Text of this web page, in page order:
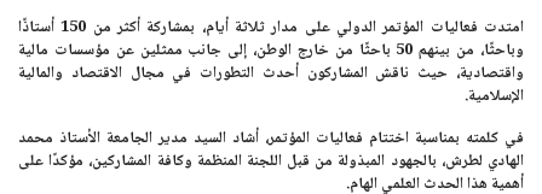
امتدت فعاليات المؤتمر الدولي على مدار ثلاثة أيام، بمشاركة أكثر من
150 أستاذًا
وباحثًا، من بينهم 50 باحثًا من خارج الوطن
، إلى جانب ممثلين عن مؤسسات مالية
واقتصادية، حيث ناقش المشاركون أحدث التطورات في مجال الاقتصاد والمالية
الإسلامية.
في كلمته بمناسبة اختتام فعاليات المؤتمر، أشاد السيد مدير الجامعة الأستاذ محمد
الهادي لطرش، بالجهود المبذولة من قبل اللجنة المنظمة وكافة المشاركين، مؤكدًا على
أهمية هذا الحدث العلمي الهام.